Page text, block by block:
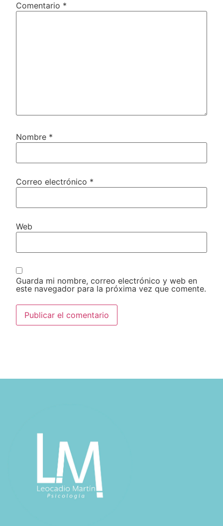
Comentario *
Nombre *
Correo electrónico *
Web
Guarda mi nombre, correo electrónico y web en
este navegador para la próxima vez que comente.